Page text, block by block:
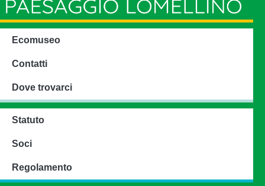
Ecomuseo
Contatti
Dove trovarci
Statuto
Soci
Regolamento